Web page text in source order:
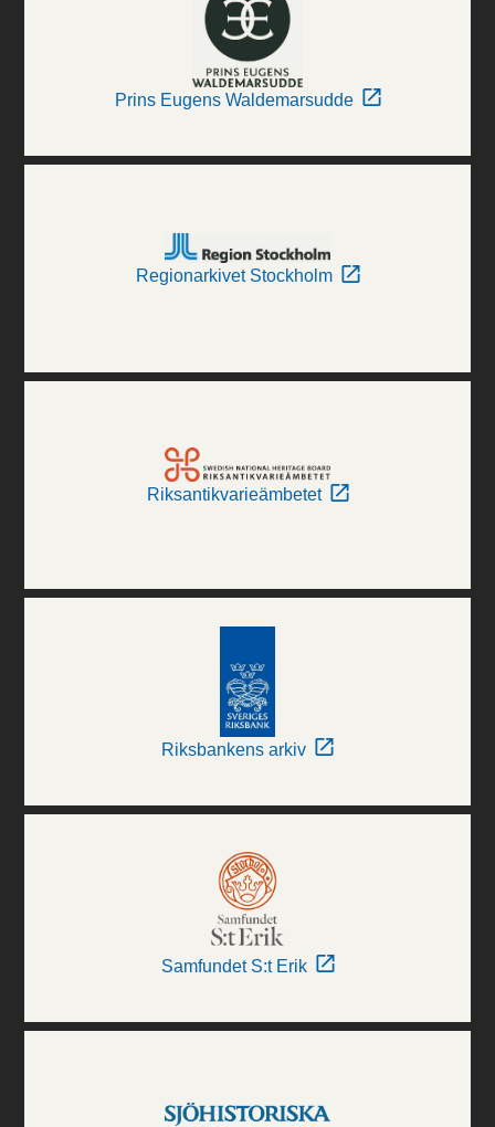
Prins Eugens Waldemarsudde
Regionarkivet Stockholm
Riksantikvarieämbetet
Riksbankens arkiv
Samfundet S:t Erik